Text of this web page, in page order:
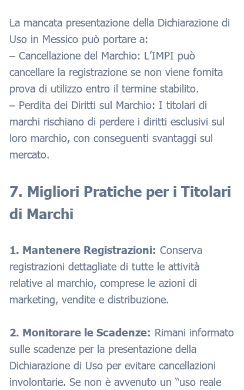
La mancata presentazione della Dichiarazione di
Uso in Messico può portare a:
– Cancellazione del Marchio: L’IMPI può
cancellare la registrazione se non viene fornita
prova di utilizzo entro il termine stabilito.
– Perdita dei Diritti sul Marchio: I titolari di
marchi rischiano di perdere i diritti esclusivi sul
loro marchio, con conseguenti svantaggi sul
mercato.
7. Migliori Pratiche per i Titolari
di Marchi
1. Mantenere Registrazioni: Conserva
registrazioni dettagliate di tutte le attività
relative al marchio, comprese le azioni di
marketing, vendite e distribuzione.
2. Monitorare le Scadenze: Rimani informato
sulle scadenze per la presentazione della
Dichiarazione di Uso per evitare cancellazioni
involontarie. Se non è avvenuto un “uso reale